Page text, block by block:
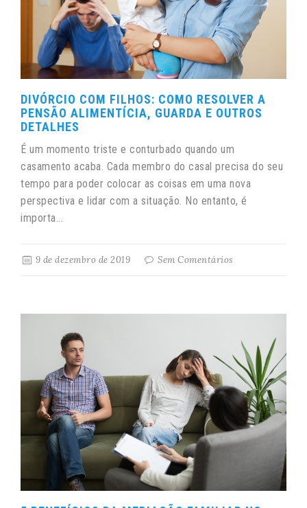
DIVÓRCIO COM FILHOS: COMO RESOLVER A
PENSÃO ALIMENTÍCIA, GUARDA E OUTROS
DETALHES
É um momento triste e conturbado quando um
casamento acaba. Cada membro do casal precisa do seu
tempo para poder colocar as coisas em uma nova
perspectiva e lidar com a situação. No entanto, é
importa...
9 de dezembro de 2019 Sem Comentários